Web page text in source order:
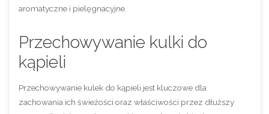
aromatyczne i pielęgnacyjne.
Przechowywanie kulki do
kąpieli
Przechowywanie kulek do kąpieli jest kluczowe dla
zachowania ich świeżości oraz właściwości przez dłuższy